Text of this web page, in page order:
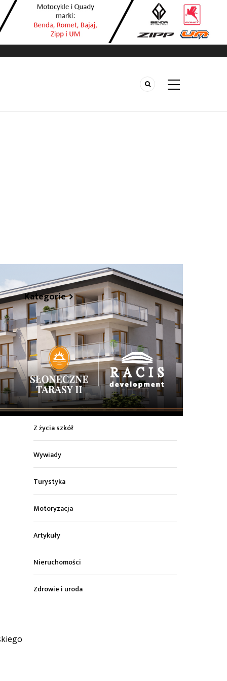
Kategorie
Z życia miasta
Sport
Kultura
Wiadomości z regionu
Z życia szkół
Wywiady
Turystyka
Motoryzacja
Artykuły
Nieruchomości
Zdrowie i uroda